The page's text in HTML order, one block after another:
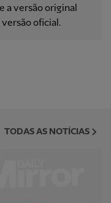
a versão original
oficial.
TODAS AS NOTÍCIAS